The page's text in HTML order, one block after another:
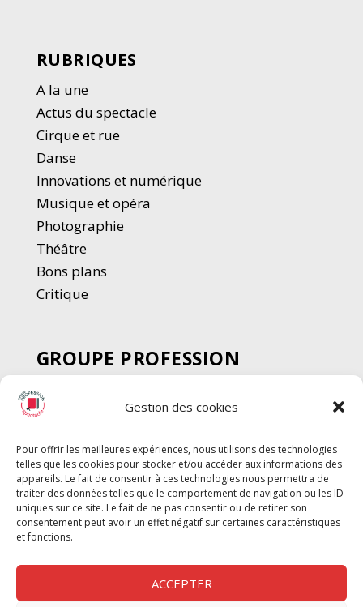
Gestion des cookies
Pour offrir les meilleures expériences, nous utilisons des technologies
telles que les cookies pour stocker et/ou accéder aux informations des
appareils. Le fait de consentir à ces technologies nous permettra de
traiter des données telles que le comportement de navigation ou les ID
uniques sur ce site. Le fait de ne pas consentir ou de retirer son
consentement peut avoir un effet négatif sur certaines caractéristiques
et fonctions.
ACCEPTER
RUBRIQUES
A la une
Actus du spectacle
Cirque et rue
Danse
Innovations et numérique
Musique et opéra
Photographie
Théâtre
Bons plans
Critique
GROUPE PROFESSION
SPECTACLE
Chèque Intermittents
Chèque Compta
Chèque Emploi Spectacle
G-Pods
Profession Audio-visuel